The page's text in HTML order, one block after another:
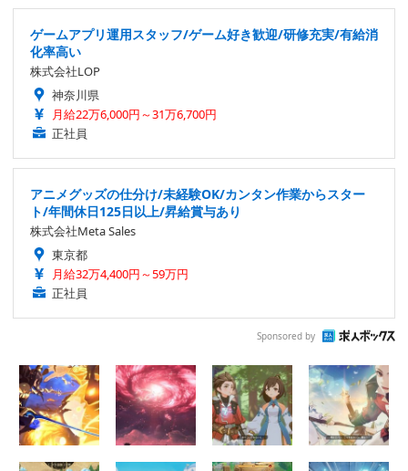
ゲームアプリ運用スタッフ/ゲーム好き歓迎/研修充実/有給消
化率高い
株式会社LOP
神奈川県
月給22万6,000円～31万6,700円
正社員
アニメグッズの仕分け/未経験OK/カンタン作業からスター
ト/年間休日125日以上/昇給賞与あり
株式会社Meta Sales
東京都
月給32万4,400円～59万円
正社員
Sponsored by